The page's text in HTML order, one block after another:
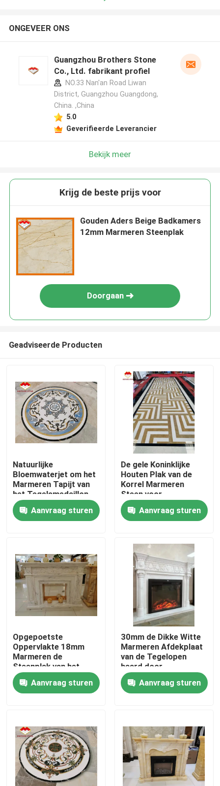
Thuis
Over ons
Fabriekstocht
Neem contact met ons op
Nieuws
Vraag een offerte
De Plakken van de granietsteen
ONGEVEER ONS
Guangzhou Brothers Stone
Co., Ltd. fabrikant profiel
NO.33 Nan'an Road Liwan
District, Guangzhou Guangdong,
China. ,China
5.0
Geverifieerde Leverancier
Bekijk meer
Krijg de beste prijs voor
Gouden Aders Beige Badkamers
12mm Marmeren Steenplak
Doorgaan
Geadviseerde Producten
Natuurlijke
Bloemwaterjet om het
Marmeren Tapijt van
het Tegelsmedaillon
Aanvraag sturen
De gele Koninklijke
Houten Plak van de
Korrel Marmeren
Steen voor
Halwaterjet Medaillon
Aanvraag sturen
Opgepoetste
Oppervlakte 18mm
Marmeren de
Steenplak van het
Dikteonyx
Aanvraag sturen
30mm de Dikke Witte
Marmeren Afdekplaat
van de Tegelopen
haard door
Randinspiraties
Aanvraag sturen